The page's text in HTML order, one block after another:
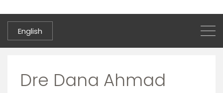
English
Dre Dana Ahmad